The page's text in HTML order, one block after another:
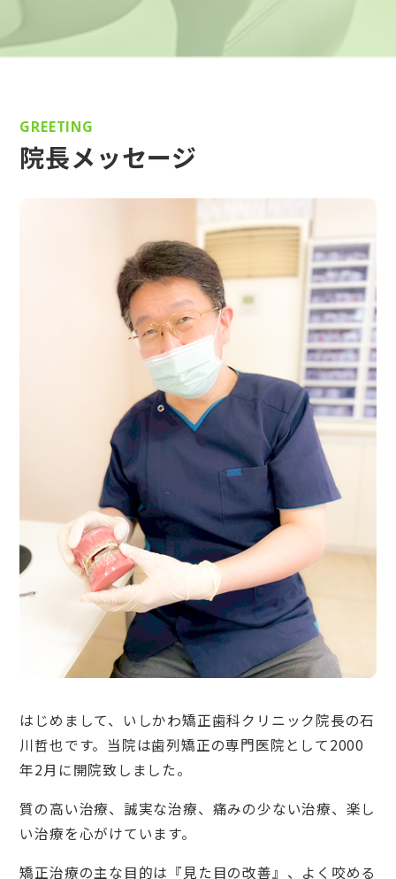
GREETING
院長メッセージ
はじめまして、いしかわ矯正歯科クリニック院長の石
川哲也です。当院は歯列矯正の専門医院として2000
年2月に開院致しました。
質の高い治療、誠実な治療、痛みの少ない治療、楽し
い治療を心がけています。
矯正治療の主な目的は『見た目の改善』、よく咬める